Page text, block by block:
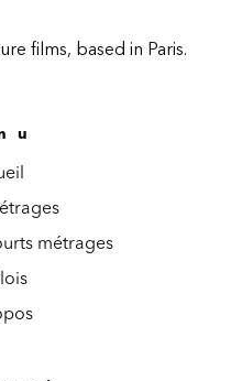
films, based in Paris.
métrages